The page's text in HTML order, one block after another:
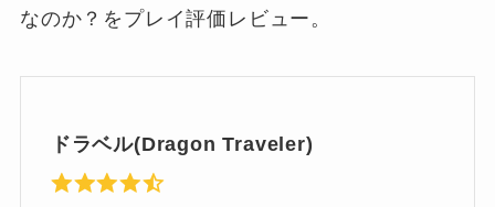
なのか？をプレイ評価レビュー。
ドラベル(Dragon Traveler)